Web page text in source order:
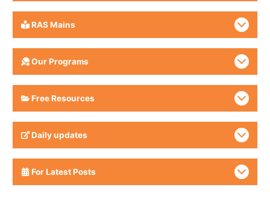
RAS Mains
Our Programs
Free Resources
Daily updates
For Latest Posts